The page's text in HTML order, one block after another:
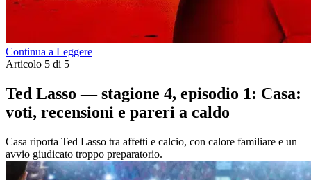
Continua a Leggere
Articolo 5 di 5
Ted Lasso — stagione 4, episodio 1: Casa:
voti, recensioni e pareri a caldo
Casa riporta Ted Lasso tra affetti e calcio, con calore familiare e un
avvio giudicato troppo preparatorio.